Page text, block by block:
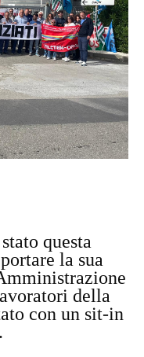
questa
la sua
della
con un sit-in